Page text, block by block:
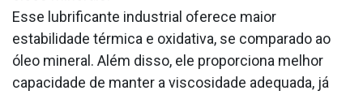
Esse lubrificante industrial oferece maior
estabilidade térmica e oxidativa, se comparado ao
óleo mineral. Além disso, ele proporciona melhor
capacidade de manter a viscosidade adequada, já